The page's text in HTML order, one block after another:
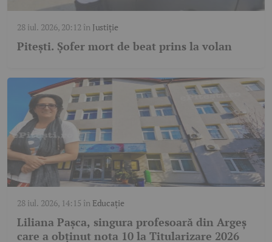
28 iul. 2026, 20:12 în Justiție
Pitești. Șofer mort de beat prins la volan
28 iul. 2026, 14:15 în Educație
Liliana Pașca, singura profesoară din Argeș
care a obținut nota 10 la Titularizare 2026